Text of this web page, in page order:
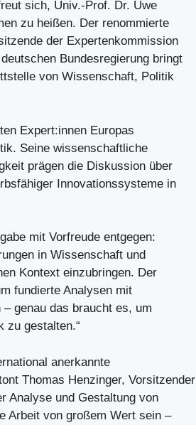
sich, Univ.-Prof. Dr. Uwe
zu heißen. Der renommierte
der Expertenkommission
Bundesregierung bringt
von Wissenschaft, Politik
Expert:innen Europas
Seine wissenschaftliche
prägen die Diskussion über
Innovationssysteme in
mit Vorfreude entgegen:
in Wissenschaft und
Kontext einzubringen. Der
fundierte Analysen mit
genau das braucht es, um
zu gestalten.“
anerkannte
Thomas Henzinger, Vorsitzender
Analyse und Gestaltung von
Arbeit von großem Wert sein –